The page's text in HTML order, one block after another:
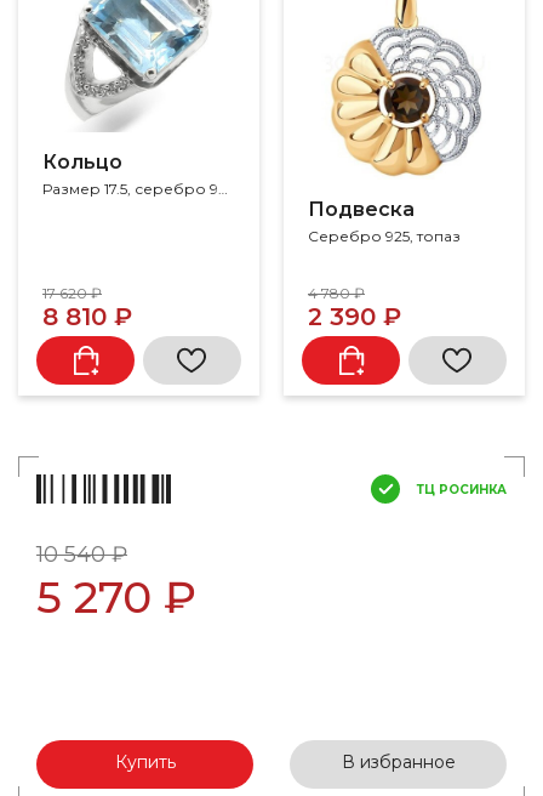
Кольцо
Размер 17.5, серебро 925, топаз, циркон
17 620 ₽
8 810 ₽
Подвеска
Серебро 925, топаз
4 780 ₽
2 390 ₽
ТЦ РОСИНКА
10 540 ₽
5 270 ₽
Купить В избранное